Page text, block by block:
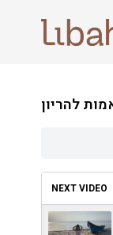
להריון
NEXT VIDEO